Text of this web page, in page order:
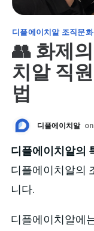
디플에이치알 조직문화
👥 화제
치알 직
법
디플에이치알
디플에이치알의
디플에이치알의
니다.
디플에이치알에